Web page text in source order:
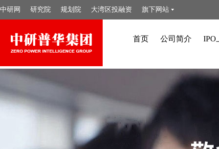
中研网 研究院 规划院 大湾区投融资 旗下网站
首页 公司简介 IPO